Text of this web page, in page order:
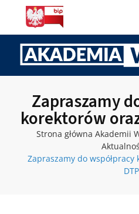
Zapraszamy
korektorów
Strona główna Akademii
Zapraszamy do
DTP